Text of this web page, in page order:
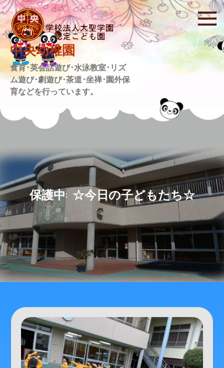
Skip
to
content
中央幼稚園
食育･英会話遊び･水泳教室･リズ
ム遊び･劇遊び･茶道･坐禅･園外保
育などを行っています。
保護中: ☆今日の子どもたち☆